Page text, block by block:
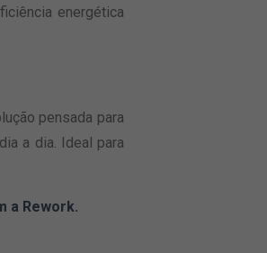
energética
pensada para
a dia. Ideal para
a Rework.